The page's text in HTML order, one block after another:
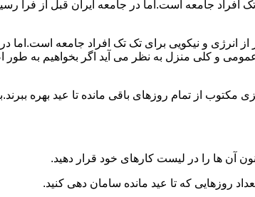
جامعه است.اما در جامعه ایران قبل از فرا
و نیکویی برای تک تک افراد جامعه است.اما
و کلی منزل به نظر می آید اگر بخواهیم به طور
از تمام روزهای باقی مانده تا عید بهره
آن ها را در لیست کارهای خود قرار دهید.
روزهایی که تا عید مانده سامان دهی کنید.